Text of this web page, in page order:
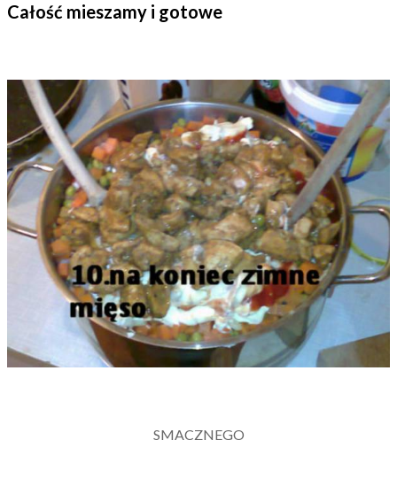
Całość mieszamy i gotowe
SMACZNEGO